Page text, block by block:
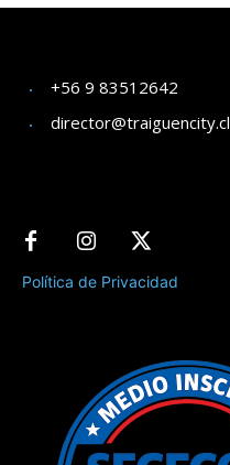
+56 9 83512642
director@traiguencity.cl
Política de Privacidad